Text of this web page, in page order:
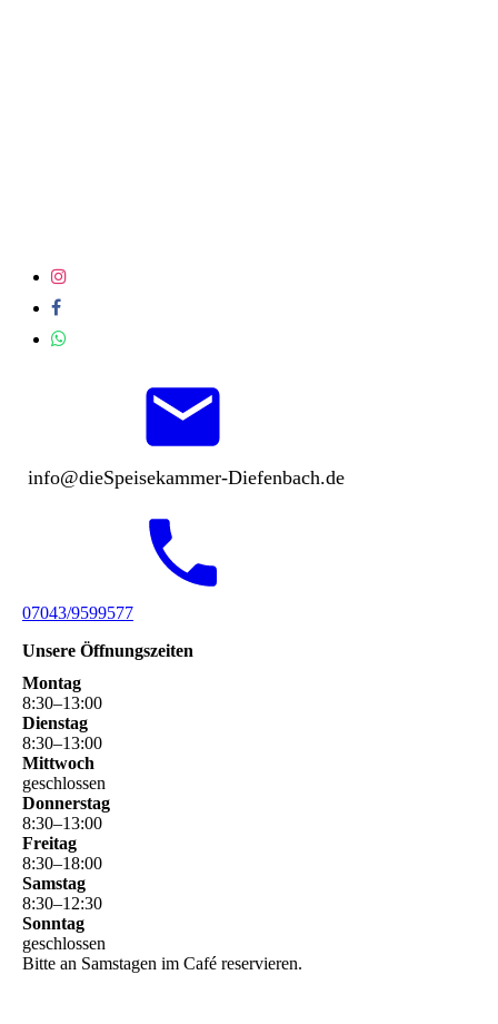
info@dieSpeisekammer-Diefenbach.de
07043/9599577
Unsere Öffnungszeiten
Montag
8:30–13:00
Dienstag
8:30–13:00
Mittwoch
geschlossen
Donnerstag
8:30–13:00
Freitag
8:30–18:00
Samstag
8:30–12:30
Sonntag
geschlossen
Bitte an Samstagen im Café reservieren.